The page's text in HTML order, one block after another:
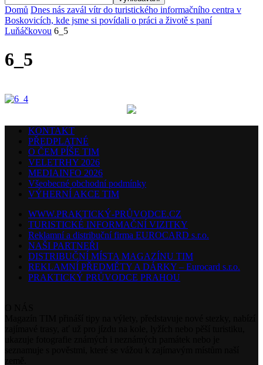
Domů Dnes nás zavál vítr do turistického informačního centra v
Boskovicích, kde jsme si povídali o práci a životě s paní
Luňáčkovou 6_5
6_5
KONTAKT
PŘEDPLATNÉ
O ČEM PÍŠE TIM
VELETRHY 2026
MEDIAINFO 2026
Všeobecné obchodní podmínky
VÝHERNÍ AKCE TIM
WWW.PRAKTICKÝ-PRŮVODCE.CZ
TURISTICKÉ INFORMAČNÍ VIZITKY
Reklamní a distribuční firma EUROCARD s.r.o.
NAŠI PARTNEŘI
DISTRIBUČNÍ MÍSTA MAGAZÍNU TIM
REKLAMNÍ PŘEDMĚTY A DÁRKY – Eurocard s.r.o.
PRAKTICKÝ PRŮVODCE PRAHOU